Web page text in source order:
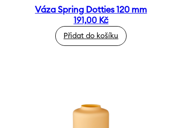
Váza Spring Dotties 120 mm
191,00 Kč
Přidat do košíku